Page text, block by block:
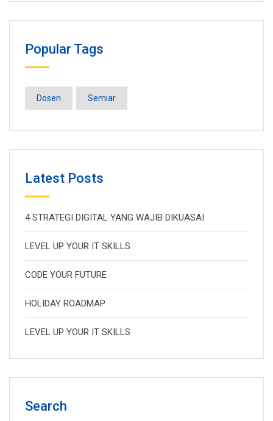
Popular Tags
Dosen Semiar
Latest Posts
4 STRATEGI DIGITAL YANG WAJIB DIKUASAI
LEVEL UP YOUR IT SKILLS
CODE YOUR FUTURE
HOLIDAY ROADMAP
LEVEL UP YOUR IT SKILLS
Search